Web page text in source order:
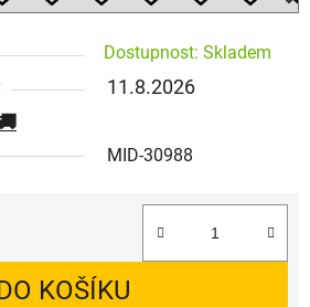
Dostupnost: Skladem
11.8.2026
MID-30988
KOŠÍKU